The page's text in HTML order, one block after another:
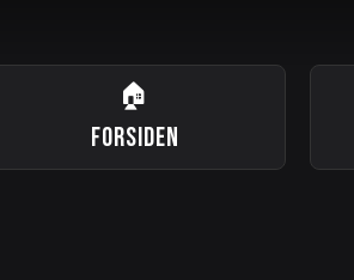
🏠
FORSIDEN